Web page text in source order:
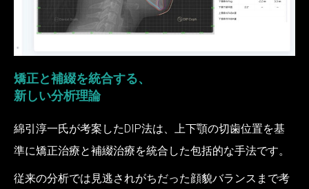
矯正と補綴を統合する、
新しい分析理論
綿引淳一氏が考案したDIP法は、上下顎の切歯位置を基
準に矯正治療と補綴治療を統合した包括的な手法です。
従来の分析では見逃されがちだった顔貌バランスまで考